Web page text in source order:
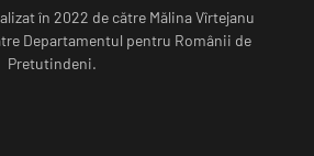
în 2022 de către Mălina Vîrtejanu
Departamentul pentru Românii de
Pretutindeni.